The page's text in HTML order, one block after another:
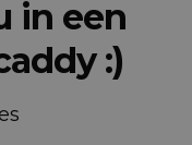
in een
:)